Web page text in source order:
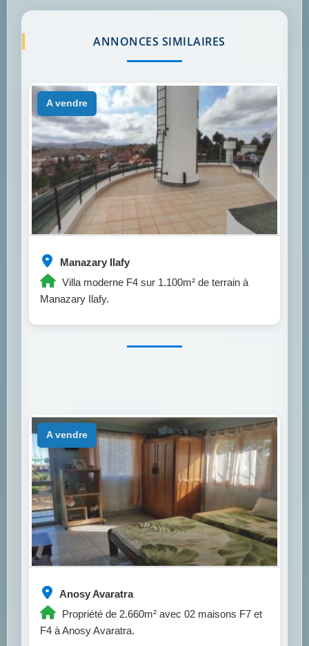
ANNONCES SIMILAIRES
Manazary Ilafy
Villa moderne F4 sur 1.100m² de terrain à
Manazary Ilafy.
a vendre
Anosy Avaratra
Propriété de 2.660m² avec 02 maisons F7 et
F4 à Anosy Avaratra.
a vendre